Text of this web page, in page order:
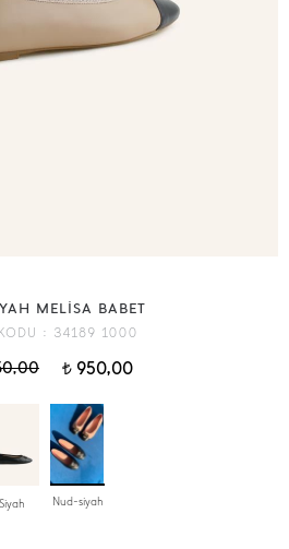
MELİSA BABET
: 34189 1000
t950,00
Siyah Nud-siyah